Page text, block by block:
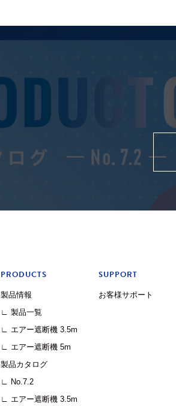
PRODUCTS
製品情報
∟ 製品一覧
∟ エアー遮断機 3.5m
∟ エアー遮断機 5m
製品カタログ
∟ No.7.2
∟ エアー遮断機 3.5m
SUPPORT
お客様サポート